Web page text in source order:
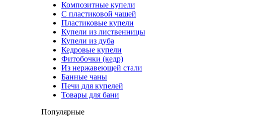
Композитные купели
С пластиковой чашей
Пластиковые купели
Купели из лиственницы
Купели из дуба
Кедровые купели
Фитобочки (кедр)
Из нержавеющей стали
Банные чаны
Печи для купелей
Товары для бани
Популярные